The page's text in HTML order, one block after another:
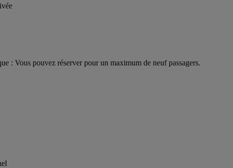
: Vous pouvez réserver pour un maximum de neuf passagers.